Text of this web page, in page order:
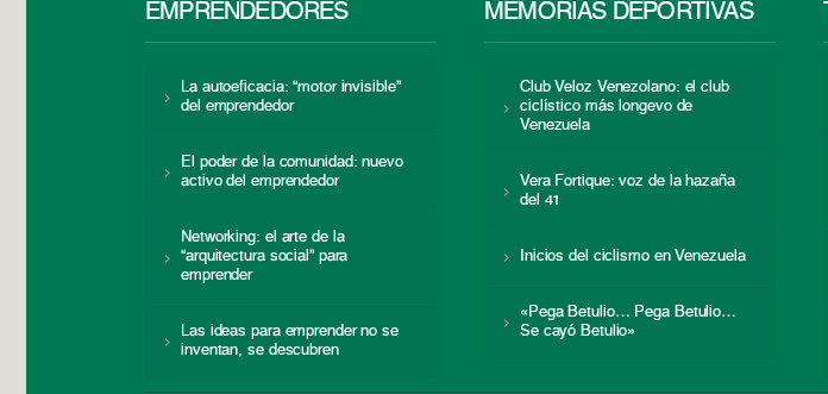
EMPRENDEDORES
La autoeficacia: “motor invisible”
del emprendedor
El poder de la comunidad: nuevo
activo del emprendedor
Networking: el arte de la
“arquitectura social” para
emprender
Las ideas para emprender no se
inventan, se descubren
MEMORIAS DEPORTIVAS
Club Veloz Venezolano: el club
ciclístico más longevo de
Venezuela
Vera Fortique: voz de la hazaña
del 41
Inicios del ciclismo en Venezuela
«Pega Betulio… Pega Betulio…
Se cayó Betulio»